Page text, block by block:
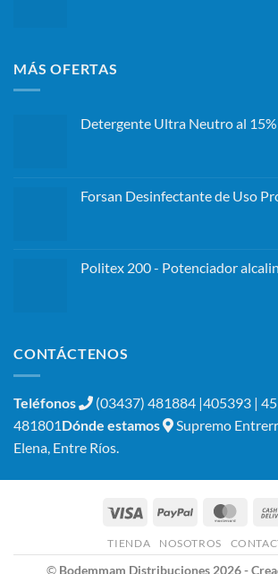
MÁS OFERTAS
Detergente Ultra Neutro al
Forsan Desinfectante de Uso
Politex 200 - Potenciador
CONTÁCTENOS
Teléfonos
(03437) 481884 |405393 |
481801Dónde estamos
Supremo
Elena, Entre Ríos.
Visa PayPal
TIENDA NOSOTROS
© Bodemmam Distribuciones 2026 -